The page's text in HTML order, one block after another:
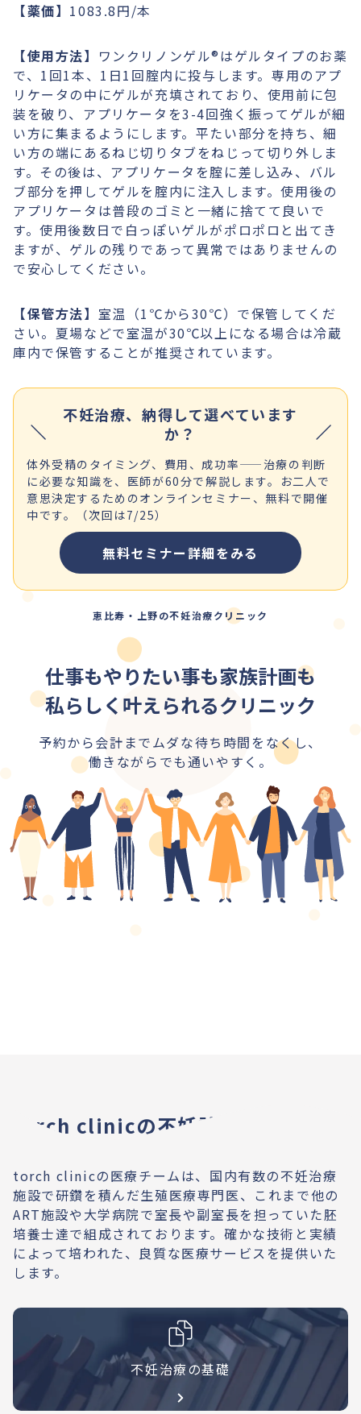
【薬価】 1083.8円/本
【使用方法】 ワンクリノンゲル®︎はゲルタイプのお薬
で、1回1本、1日1回腟内に投与します。専用のアプ
リケータの中にゲルが充填されており、使用前に包
装を破り、アプリケータを3-4回強く振ってゲルが細
い方に集まるようにします。平たい部分を持ち、細
い方の端にあるねじ切りタブをねじって切り外しま
す。その後は、アプリケータを腟に差し込み、バル
ブ部分を押してゲルを腟内に注入します。使用後の
アプリケータは普段のゴミと一緒に捨てて良いで
す。使用後数日で白っぽいゲルがポロポロと出てき
ますが、ゲルの残りであって異常ではありませんの
で安心してください。
【保管方法】 室温（1℃から30℃）で保管してくだ
さい。夏場などで室温が30℃以上になる場合は冷蔵
庫内で保管することが推奨されています。
不妊治療、納得して選べています
か？
体外受精のタイミング、費用、成功率——治療の判断
に必要な知識を、医師が60分で解説します。お二人で
意思決定するためのオンラインセミナー、無料で開催
中です。（次回は7/25）
無料セミナー詳細をみる
恵比寿・上野の不妊治療クリニック
仕事もやりたい事も家族計画も
私らしく叶えられるクリニック
予約から会計までムダな待ち時間をなくし、
働きながらでも通いやすく。
torch clinicの不妊診療
torch clinicの医療チームは、国内有数の不妊治療
施設で研鑽を積んだ生殖医療専門医、これまで他の
ART施設や大学病院で室長や副室長を担っていた胚
培養士達で組成されております。確かな技術と実績
によって培われた、良質な医療サービスを提供いた
します。
不妊治療の基礎